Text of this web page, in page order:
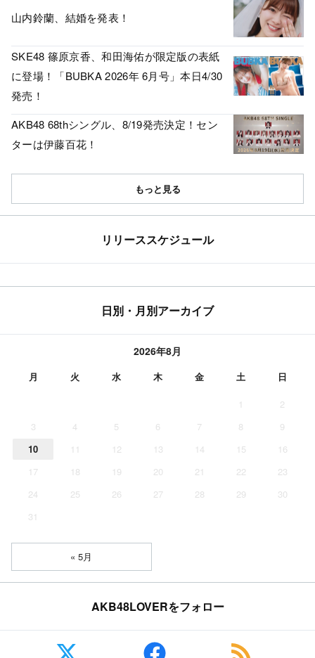
山内鈴蘭、結婚を発表！
SKE48 篠原京香、和田海佑が限定版の表紙
に登場！「BUBKA 2026年 6月号」本日4/30
発売！
AKB48 68thシングル、8/19発売決定！セン
ターは伊藤百花！
もっと見る
リリーススケジュール
日別・月別アーカイブ
2026年8月
月 火 水 木 金 土 日
1
2
3
4 5 6 7 8
9
10
11 12 13 14 15
16
17
18 19 20 21 22
23
24
25 26 27 28 29
30
31
« 5月
AKB48LOVERをフォロー